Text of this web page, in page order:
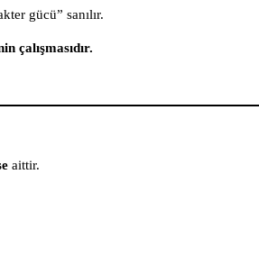
gücü” sanılır.
çalışmasıdır.
aittir.